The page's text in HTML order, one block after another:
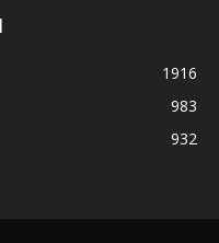
1916
983
932